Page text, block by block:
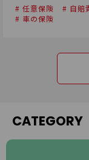
# 任意保険
# 自賠
# 車の保険
CATEGORY